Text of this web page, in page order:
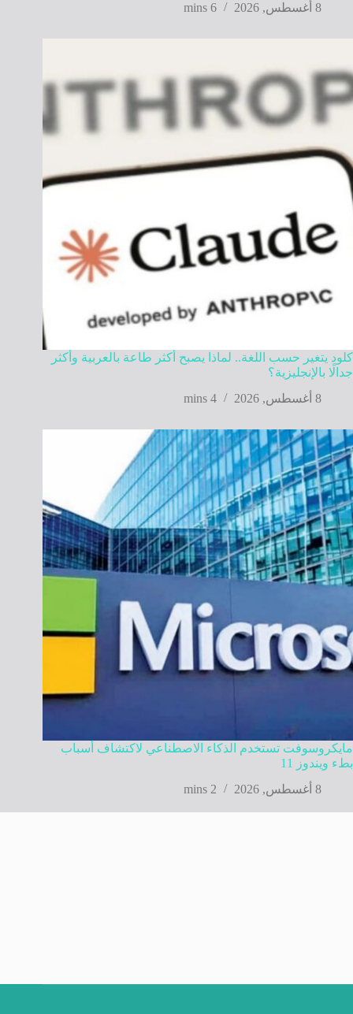
8 أغسطس, 2026
6 mins
كلود يتغير حسب اللغة.. لماذا يصبح أكثر طاعة بالعربية وأكثر
جدالًا بالإنجليزية؟
8 أغسطس, 2026
4 mins
مايكروسوفت تستخدم الذكاء الاصطناعي لاكتشاف أسباب
بطء ويندوز 11
8 أغسطس, 2026
2 mins